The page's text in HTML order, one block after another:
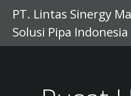
to
PT. Lintas Sinergy
Solusi Pipa Indonesia